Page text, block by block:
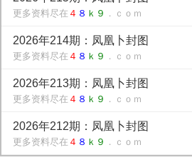
更多资料尽在 ４ ８ ｋ９ ．ｃｏｍ
2026年214期：凤凰卜封图
更多资料尽在 ４ ８ ｋ９ ．ｃｏｍ
2026年213期：凤凰卜封图
更多资料尽在 ４ ８ ｋ９ ．ｃｏｍ
2026年212期：凤凰卜封图
更多资料尽在 ４ ８ ｋ９ ．ｃｏｍ